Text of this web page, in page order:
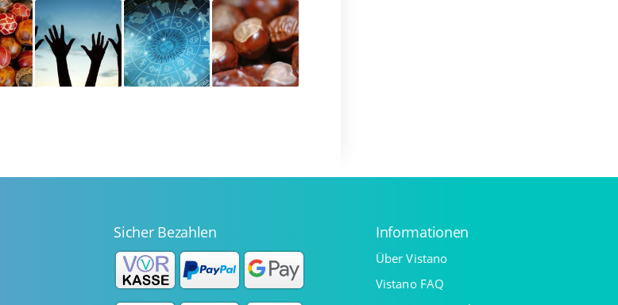
Sicher Bezahlen Informationen
Über Vistano
Vistano FAQ